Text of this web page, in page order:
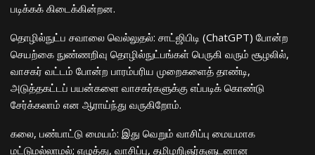
படிக்கக் கிடைக்கின்றன.
​தொழில்நுட்ப சவாலை வெல்லுதல்: சாட்ஜிபிடி (ChatGPT) போன்ற
செயற்கை நுண்ணறிவு தொழில்நுட்பங்கள் பெருகி வரும் சூழலில்,
வாசகர் வட்டம் போன்ற பாரம்பரிய முறைகளைத் தாண்டி,
அடுத்தகட்டப் பயன்களை வாசகர்களுக்கு எப்படிக் கொண்டு
சேர்க்கலாம் என ஆராய்ந்து வருகிறோம்.
​கலை, பண்பாட்டு மையம்: இது வெறும் வாசிப்பு மையமாக
மட்டுமல்லாமல்; எழுத்து, வாசிப்பு, தமிழறிஞர்களுடனான